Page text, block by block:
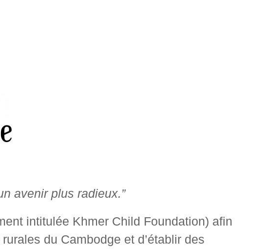
avenir plus radieux.”
intitulée Khmer Child Foundation) afin
du Cambodge et d’établir des